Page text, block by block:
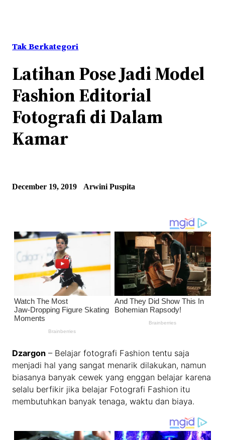
Tak Berkategori
Latihan Pose Jadi Model
Fashion Editorial
Fotografi di Dalam
Kamar
December 19, 2019 Arwini Puspita
Dzargon – Belajar fotografi Fashion tentu saja
menjadi hal yang sangat menarik dilakukan, namun
biasanya banyak cewek yang enggan belajar karena
selalu berfikir jika belajar Fotografi Fashion itu
membutuhkan banyak tenaga, waktu dan biaya.